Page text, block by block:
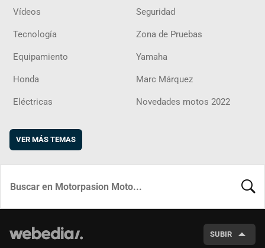
Vídeos Seguridad
Tecnología Zona de Pruebas
Equipamiento Yamaha
Honda Marc Márquez
Eléctricas Novedades motos 2022
VER MÁS TEMAS
SUBIR